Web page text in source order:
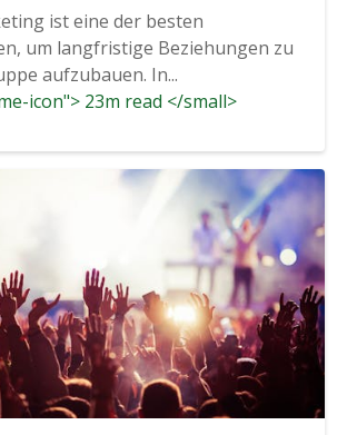
ist eine der besten
um langfristige Beziehungen zu
aufzubauen. In...
icon"> 23m read </small>